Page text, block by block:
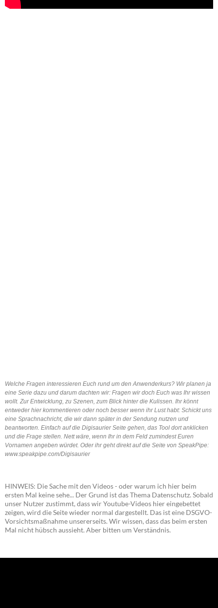
Welche Fragen interessieren Euch rund um den Anwenderkurs? Wir planen ja
eine Serie dazu und darum dachten wir: Fragen wir doch Euch was Ihr wissen
wollt. Zur Entwicklung, zu Szenen, zum Blick hinter die Kulissen. Ihr könnt
entweder hier kommentieren oder noch besser wenn ihr Lust habt: Schickt uns
eine Sprachnachricht, die wir dann später in der Sendung nutzen und
beantworten. Einfach auf die Digisaurier Seite gehen, das Tool dort anklicken
und die Frage stellen. Nett wäre, wenn Ihr in dem Feld zumindest Euren
Vornamen angeben würdet. Oder ihr geht direkt auf die Seite von SpeakPipe:
www.speakpipe.com/Digisaurier
HINWEIS: Die Sache mit den Videos - oder warum ich hier beim
ersten Mal keine sehe... Der Grund ist das Thema Datenschutz. Sobald
unser Nutzer zustimmt, dass wir Youtube-Videos hier eingebettet
zeigen, wird die Seite wieder normal dargestellt. Das ist eine DSGVO-
Vorsichtsmaßnahme unsererseits. Wir wissen, dass das beim ersten
Mal nicht hübsch aussieht. Aber bitten um Verständnis.